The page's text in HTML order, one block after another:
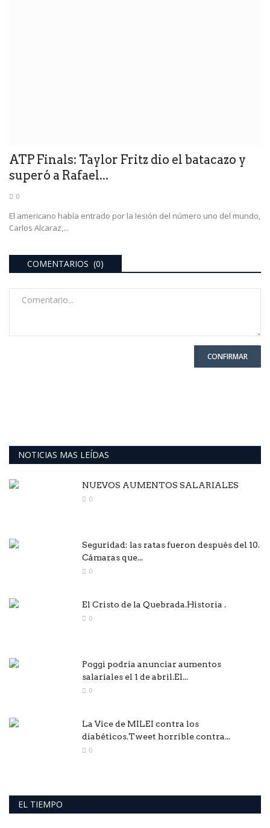
ATP Finals: Taylor Fritz dio el batacazo y
superó a Rafael...
0
El americano había entrado por la lesión del número uno del mundo,
Carlos Alcaraz,...
COMENTARIOS (0)
CONFIRMAR
NOTICIAS MAS LEÍDAS
NUEVOS AUMENTOS SALARIALES
0
Seguridad: las ratas fueron después del 10.
Cámaras que...
0
El Cristo de la Quebrada.Historia .
0
Poggi podría anunciar aumentos
salariales el 1 de abril.El...
0
La Vice de MILEI contra los
diabéticos.Tweet horrible contra...
0
EL TIEMPO